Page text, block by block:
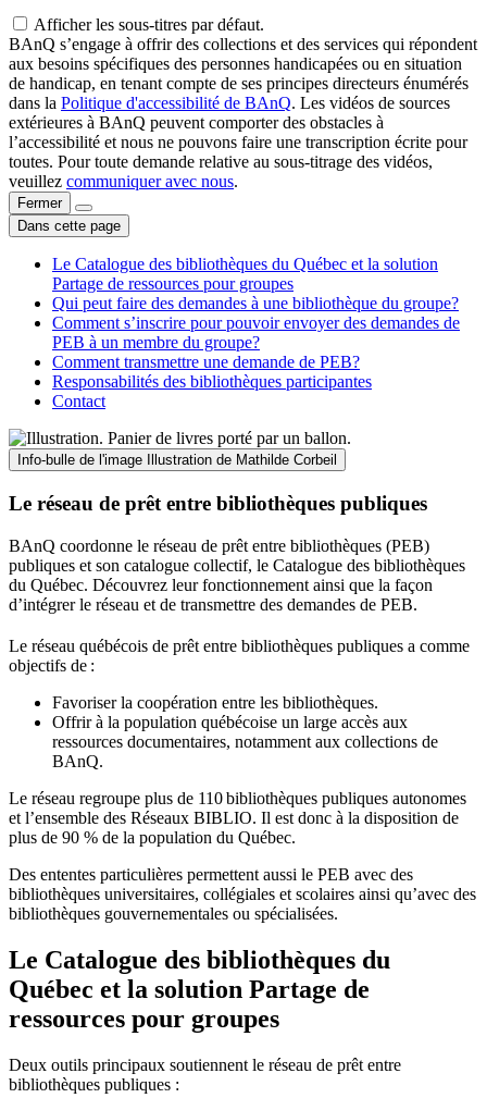
Afficher les sous-titres par défaut.
BAnQ s’engage à offrir des collections et des services qui répondent
aux besoins spécifiques des personnes handicapées ou en situation
de handicap, en tenant compte de ses principes directeurs énumérés
dans la Politique d'accessibilité de BAnQ. Les vidéos de sources
extérieures à BAnQ peuvent comporter des obstacles à
l’accessibilité et nous ne pouvons faire une transcription écrite pour
toutes. Pour toute demande relative au sous-titrage des vidéos,
veuillez communiquer avec nous.
Fermer
Dans cette page
Le Catalogue des bibliothèques du Québec et la solution
Partage de ressources pour groupes
Qui peut faire des demandes à une bibliothèque du groupe?
Comment s’inscrire pour pouvoir envoyer des demandes de
PEB à un membre du groupe?
Comment transmettre une demande de PEB?
Responsabilités des bibliothèques participantes
Contact
Info-bulle de l'image Illustration de Mathilde Corbeil
Le réseau de prêt entre bibliothèques publiques
BAnQ coordonne le réseau de prêt entre bibliothèques (PEB)
publiques et son catalogue collectif, le Catalogue des bibliothèques
du Québec. Découvrez leur fonctionnement ainsi que la façon
d’intégrer le réseau et de transmettre des demandes de PEB.
Le réseau québécois de prêt entre bibliothèques publiques a comme
objectifs de :
Favoriser la coopération entre les bibliothèques.
Offrir à la population québécoise un large accès aux
ressources documentaires, notamment aux collections de
BAnQ.
Le réseau regroupe plus de 110bibliothèques publiques autonomes
et l’ensemble des Réseaux BIBLIO. Il est donc à la disposition de
plus de 90 % de la population du Québec.
Des ententes particulières permettent aussi le PEB avec des
bibliothèques universitaires, collégiales et scolaires ainsi qu’avec des
bibliothèques gouvernementales ou spécialisées.
Le Catalogue des bibliothèques du
Québec et la solution Partage de
ressources pour groupes
Deux outils principaux soutiennent le réseau de prêt entre
bibliothèques publiques :